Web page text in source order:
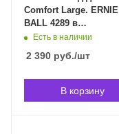
Comfort Large. ERNIE
BALL 4289 в
Владивостоке
Есть в наличии
2 390 руб./шт
В корзину